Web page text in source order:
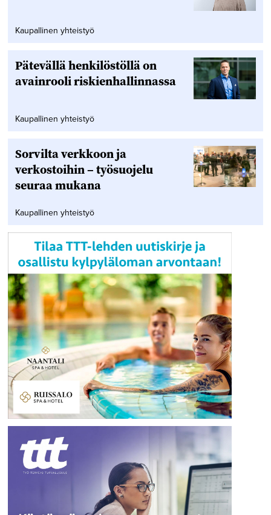
Kaupallinen yhteistyö
Pätevällä henkilöstöllä on
avainrooli riskienhallinnassa
Kaupallinen yhteistyö
Sorvilta verkkoon ja
verkostoihin – työsuojelu
seuraa mukana
Kaupallinen yhteistyö